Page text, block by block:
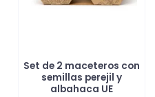
Set de 2 maceteros con
semillas perejil y
albahaca UE